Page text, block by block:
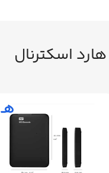
هارد اسکترنال